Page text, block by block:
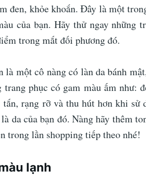
đen, khỏe khoắn. Đây là một
của bạn. Hãy thử ngay những
trong mắt đối phương đó.
là một cô nàng có làn da bánh
trang phục có gam màu ấm như:
rạng rỡ và thu hút hơn khi sử
da của bạn đó. Nàng hãy thêm
trong lần shopping tiếp theo nhé!
lạnh